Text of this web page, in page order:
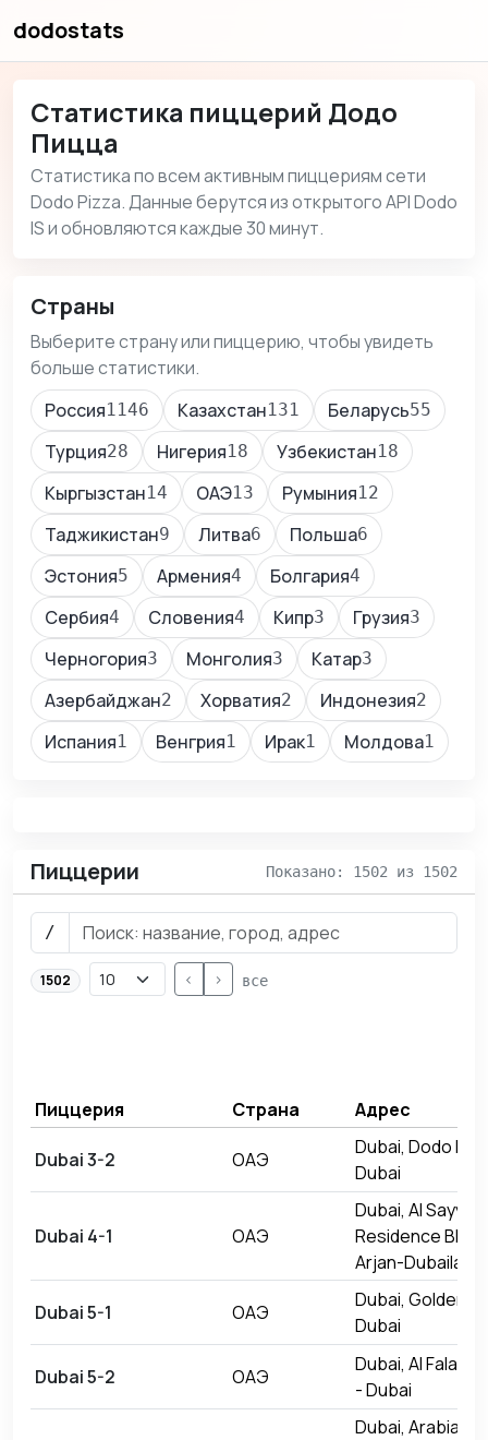
dodostats
Статистика пиццерий Додо
Пицца
Статистика по всем активным пиццериям сети
Dodo Pizza. Данные берутся из открытого API Dodo
IS и обновляются каждые 30 минут.
Страны
Выберите страну или пиццерию, чтобы увидеть
больше статистики.
Россия1146 Казахстан131 Беларусь55
Турция28 Нигерия18 Узбекистан18
Кыргызстан14 ОАЭ13 Румыния12
Таджикистан9 Литва6 Польша6
Эстония5 Армения4 Болгария4
Сербия4 Словения4 Кипр3 Грузия3
Черногория3 Монголия3 Катар3
Азербайджан2 Хорватия2 Индонезия2
Испания1 Венгрия1 Ирак1 Молдова1
Пиццерии Показано: 1502 из 1502
/
1502 < > все
Пиццерия Страна Адрес
Dubai 3-2 ОАЭ
Dubai, Dodo
Dubai
Dubai 4-1 ОАЭ
Dubai, Al Sayyah
Residence
Arjan-Dubailand
Dubai 5-1 ОАЭ
Dubai, Golden
Dubai
Dubai 5-2 ОАЭ
Dubai, Al Falasi
- Dubai
Dubai, Arabian